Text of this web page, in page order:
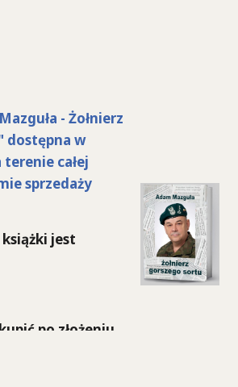
- Żołnierz
dostępna w
całej
sprzedaży
jest
po złożeniu